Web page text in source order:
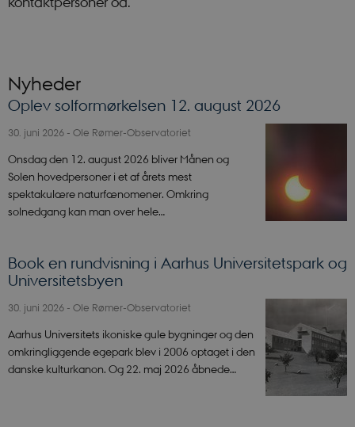
Nyheder
Oplev solformørkelsen 12. august 2026
30. juni 2026 - Ole Rømer-Observatoriet
Onsdag den 12. august 2026 bliver Månen og
Solen hovedpersoner i et af årets mest
spektakulære naturfænomener. Omkring
solnedgang kan man over hele…
Book en rundvisning i Aarhus Universitetspark og
Universitetsbyen
30. juni 2026 - Ole Rømer-Observatoriet
Aarhus Universitets ikoniske gule bygninger og den
omkringliggende egepark blev i 2006 optaget i den
danske kulturkanon. Og 22. maj 2026 åbnede…